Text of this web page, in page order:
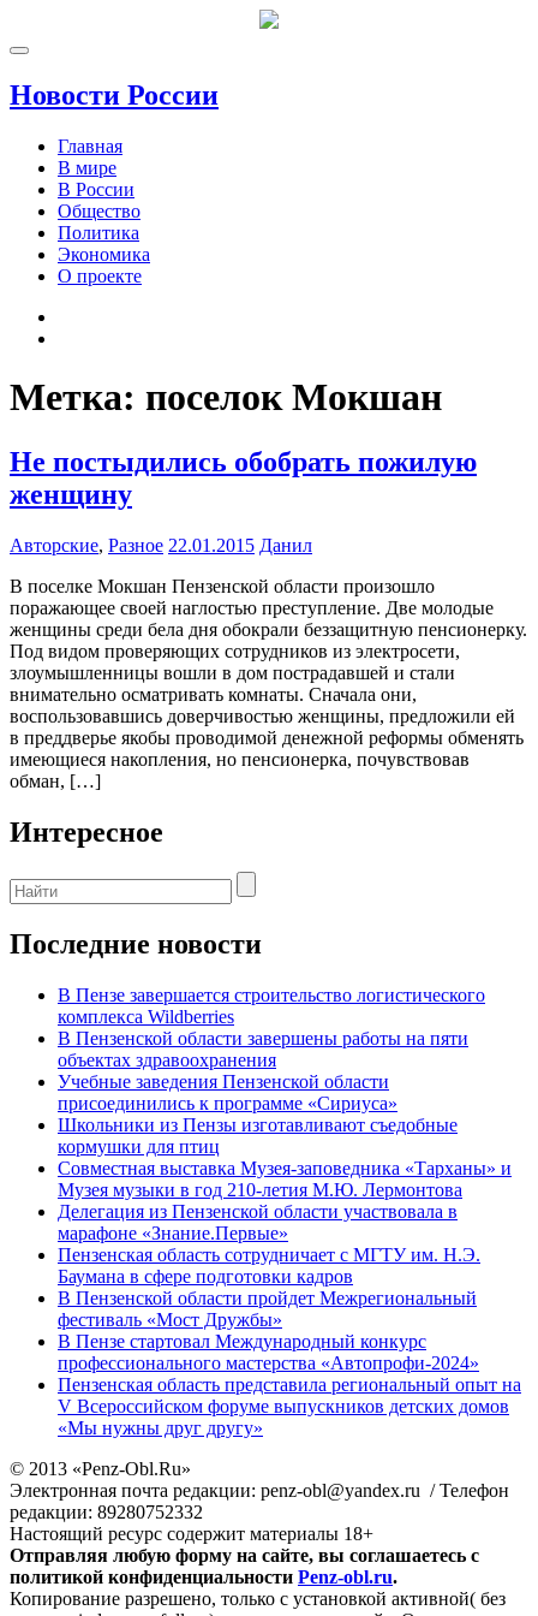
Новости России
Главная
В мире
В России
Общество
Политика
Экономика
О проекте
Метка: поселок Мокшан
Не постыдились обобрать пожилую
женщину
Авторские, Разное 22.01.2015 Данил
В поселке Мокшан Пензенской области произошло
поражающее своей наглостью преступление. Две молодые
женщины среди бела дня обокрали беззащитную пенсионерку.
Под видом проверяющих сотрудников из электросети,
злоумышленницы вошли в дом пострадавшей и стали
внимательно осматривать комнаты. Сначала они,
воспользовавшись доверчивостью женщины, предложили ей
в преддверье якобы проводимой денежной реформы обменять
имеющиеся накопления, но пенсионерка, почувствовав
обман, […]
Интересное
Последние новости
В Пензе завершается строительство логистического
комплекса Wildberries
В Пензенской области завершены работы на пяти
объектах здравоохранения
Учебные заведения Пензенской области
присоединились к программе «Сириуса»
Школьники из Пензы изготавливают съедобные
кормушки для птиц
Совместная выставка Музея-заповедника «Тарханы» и
Музея музыки в год 210-летия М.Ю. Лермонтова
Делегация из Пензенской области участвовала в
марафоне «Знание.Первые»
Пензенская область сотрудничает с МГТУ им. Н.Э.
Баумана в сфере подготовки кадров
В Пензенской области пройдет Межрегиональный
фестиваль «Мост Дружбы»
В Пензе стартовал Международный конкурс
профессионального мастерства «Автопрофи-2024»
Пензенская область представила региональный опыт на
V Всероссийском форуме выпускников детских домов
«Мы нужны друг другу»
© 2013 «Penz-Obl.Ru»
Электронная почта редакции: penz-obl@yandex.ru / Телефон
редакции: 89280752332
Настоящий ресурс содержит материалы 18+
Отправляя любую форму на сайте, вы соглашаетесь с
политикой конфиденциальности Penz-obl.ru.
Копирование разрешено, только с установкой активной( без